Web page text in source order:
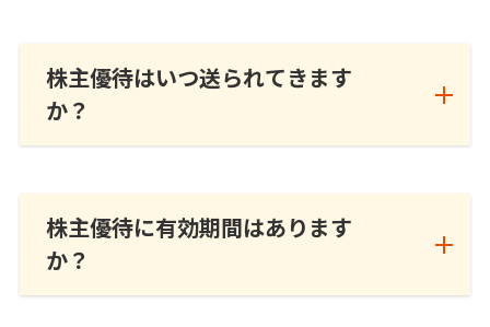
株主優待はいつ送られてきます
か？
株主優待に有効期間はあります
か？